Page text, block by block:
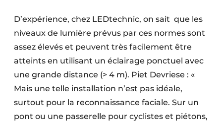
D’expérience, chez LEDtechnic, on sait que les
niveaux de lumière prévus par ces normes sont
assez élevés et peuvent très facilement être
atteints en utilisant un éclairage ponctuel avec
une grande distance (> 4 m). Piet Devriese : «
Mais une telle installation n’est pas idéale,
surtout pour la reconnaissance faciale. Sur un
pont ou une passerelle pour cyclistes et piétons,